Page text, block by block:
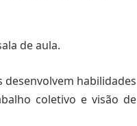
de aula.
desenvolvem habilidades
coletivo e visão de